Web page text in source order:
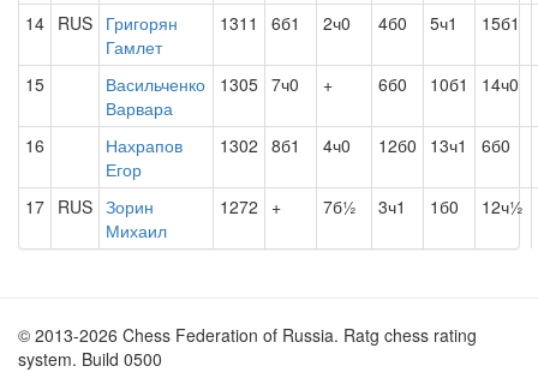
14 RUS Григорян
Гамлет
1311 6б1 2ч0 4б0 5ч1 15б1
15
Васильченко
Варвара
1305 7ч0 + 6б0 10б1 14ч0
16
Нахрапов
Егор
1302 8б1 4ч0 12б0 13ч1 6б0
17 RUS Зорин
Михаил
1272 + 7б½ 3ч1 1б0 12ч½
© 2013-2026 Chess Federation of Russia. Ratg chess rating
system. Build 0500